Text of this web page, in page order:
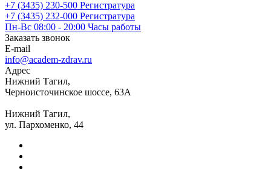
+7 (3435) 230-500 Регистратура
+7 (3435) 232-000 Регистратура
Пн-Вс 08:00 - 20:00 Часы работы
Заказать звонок
E-mail
info@academ-zdrav.ru
Адрес
Нижний Тагил,
Черноисточинское шоссе, 63А
Нижний Тагил,
ул. Пархоменко, 44